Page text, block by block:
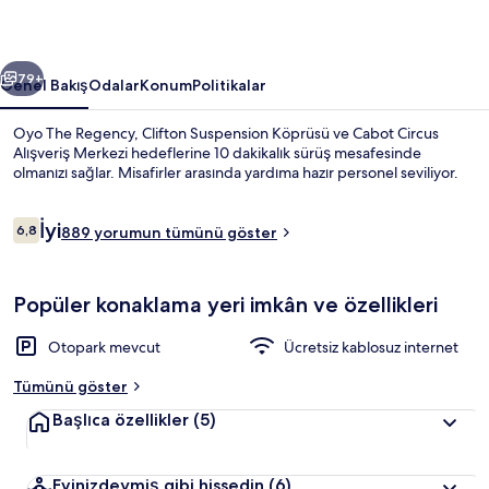
Kaliteli yatak takımı, Select Comfort
Sonraki
79+
Genel BakışOdalarKonumPolitikalar
Oyo The Regency, Clifton Suspension Köprüsü ve Cabot Circus
Alışveriş Merkezi hedeflerine 10 dakikalık sürüş mesafesinde
olmanızı sağlar. Misafirler arasında yardıma hazır personel seviliyor.
Yorumlar
6,86,8/10
İyi889 yorumun tümünü göster
Popüler konaklama yeri imkân ve özellikleri
Otopark mevcut
Ücretsiz kablosuz internet
Tümünü göster
Başlıca özellikler (5)